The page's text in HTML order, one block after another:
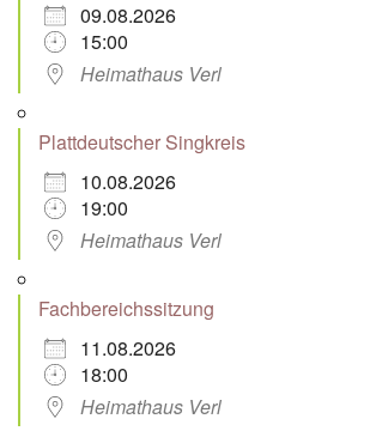
09.08.2026
15:00
Heimathaus Verl
Plattdeutscher Singkreis
10.08.2026
19:00
Heimathaus Verl
Fachbereichssitzung
11.08.2026
18:00
Heimathaus Verl